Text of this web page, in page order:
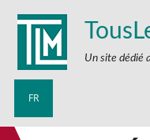
Un site dédié
FR